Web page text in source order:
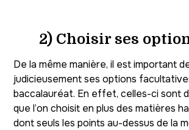
2) Choisir ses
De la même manière, il est important
judicieusement ses options
baccalauréat. En effet, celles-ci sont
que l’on choisit en plus des matières
dont seuls les points au-dessus de la